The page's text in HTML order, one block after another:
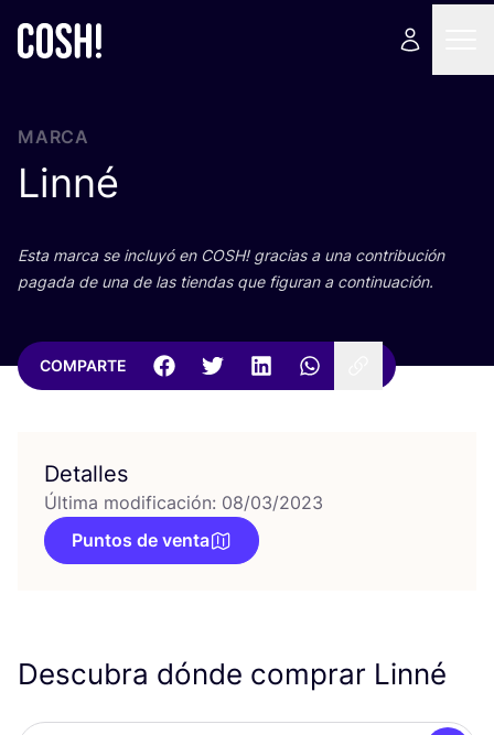
MARCA
Linné
Esta mar­ca se inclu­yó en COSH! gra­cias a una con­tri­bu­ción
paga­da de una de las tien­das que figu­ran a continuación.
COMPARTE
Detalles
Última modificación: 08/03/2023
Puntos de venta
Descubra dónde comprar Linné